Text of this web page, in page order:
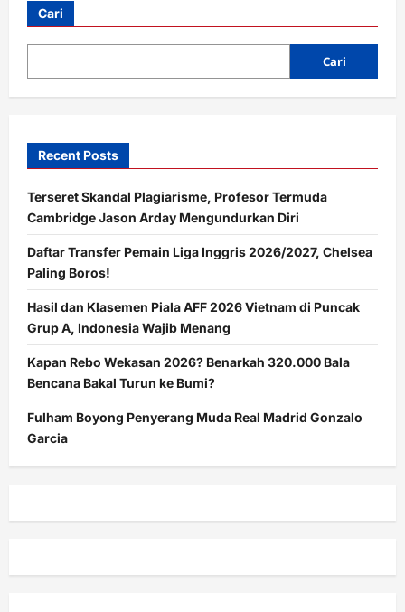
2025,
Energy
Siap
Produksi
Cari
Cari
Recent Posts
Terseret Skandal Plagiarisme, Profesor Termuda
Cambridge Jason Arday Mengundurkan Diri
Daftar Transfer Pemain Liga Inggris 2026/2027, Chelsea
Paling Boros!
Hasil dan Klasemen Piala AFF 2026 Vietnam di Puncak
Grup A, Indonesia Wajib Menang
Kapan Rebo Wekasan 2026? Benarkah 320.000 Bala
Bencana Bakal Turun ke Bumi?
Fulham Boyong Penyerang Muda Real Madrid Gonzalo
Garcia